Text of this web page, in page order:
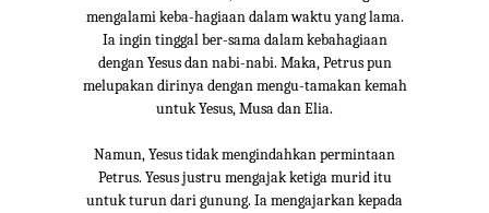
mengalami keba-hagiaan dalam waktu yang lama.
Ia ingin tinggal ber-sama dalam kebahagiaan
dengan Yesus dan nabi-nabi. Maka, Petrus pun
melupakan dirinya dengan mengu-tamakan kemah
untuk Yesus, Musa dan Elia.
Namun, Yesus tidak mengindahkan permintaan
Petrus. Yesus justru mengajak ketiga murid itu
untuk turun dari gunung. Ia mengajarkan kepada